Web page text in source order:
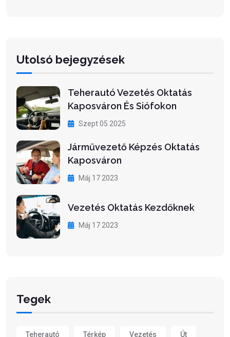
Utolsó bejegyzések
Teherautó Vezetés Oktatás
Kaposváron És Siófokon
Szept 05 2025
Járművezető Képzés Oktatás
Kaposváron
Máj 17 2023
Vezetés Oktatás Kezdőknek
Máj 17 2023
Tegek
Teherautó Térkép Vezetés Út